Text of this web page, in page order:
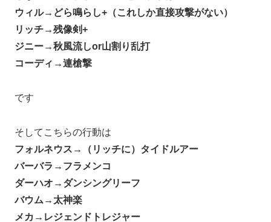
ウィル→どら鳴らし+（これしか直接攻撃がない）
リッチ→残像剣+
ジニー→秋風流しor山割り乱打
コーディ→連槍撃
です
そしてこちらの行動は
フォルネウス→（リッチに）タイドルアー
バーバラ→フラメンコ
ダーハオ→ダンシングリーフ
バウム→太神楽
メカ→レジェンドトレジャー